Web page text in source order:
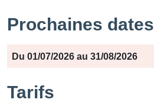
Prochaines dates
Période Jours Horaires
Du 01/07/2026 au 31/08/2026
Tarifs